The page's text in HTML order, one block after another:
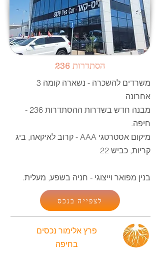
הסתדרות 236
משרדים להשכרה - נשארה קומה 3
אחרונה
מבנה חדש בשדרות ההסתדרות 236 -
חיפה.
מיקום אסטרטגי AAA - קרוב לאיקאה, ביג
קריות, כביש 22
בנין מפואר וייצוגי - חניה בשפע, מעלית.
לצפייה בנכס
פרץ אלימור נכסים
בחיפה